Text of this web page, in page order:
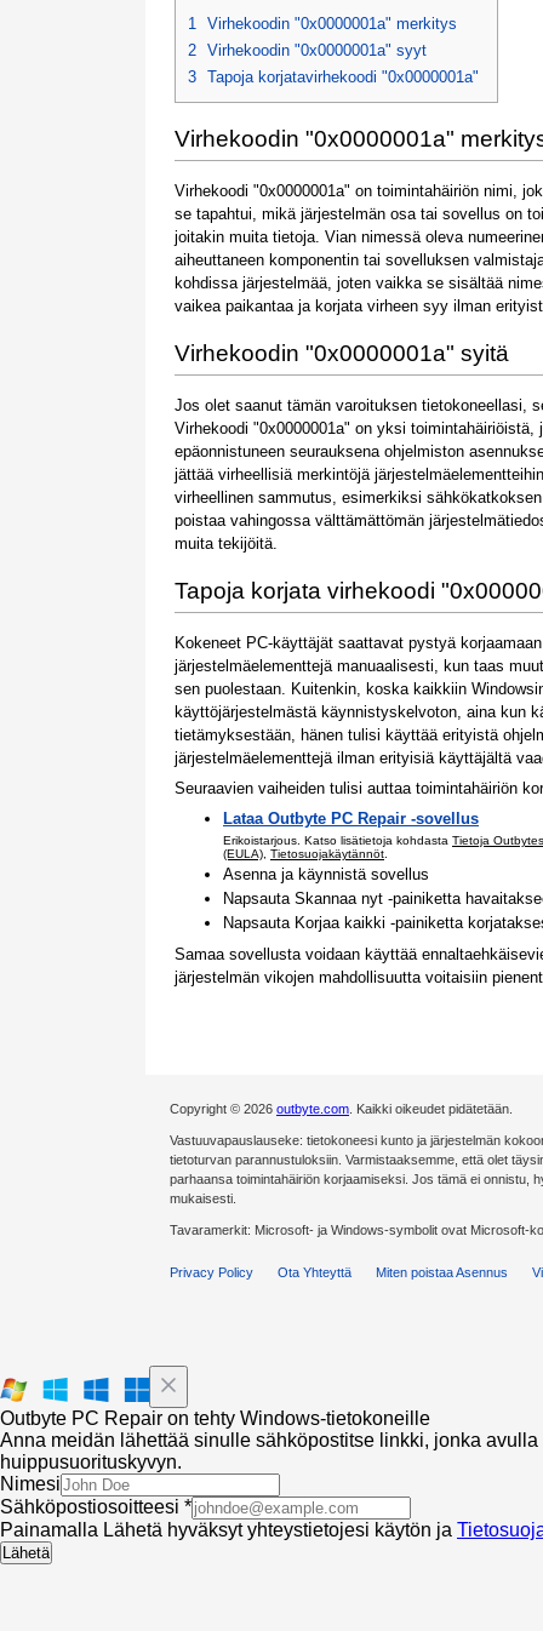
1
Virhekoodin "0x0000001a" merkitys
2 Virhekoodin "0x0000001a" syyt
3 Tapoja korjatavirhekoodi "0x0000001a"
Virhekoodin "0x0000001a"
Virhekoodi "0x0000001a" on toimintahäiriön nimi,
se tapahtui, mikä järjestelmän osa tai sovellus on
joitakin muita tietoja. Vian nimessä oleva
aiheuttaneen komponentin tai sovelluksen
kohdissa järjestelmää, joten vaikka se sisältää
vaikea paikantaa ja korjata virheen syy ilman
Virhekoodin "0x0000001a" syitä
Jos olet saanut tämän varoituksen tietokoneellasi,
Virhekoodi "0x0000001a" on yksi
epäonnistuneen seurauksena ohjelmiston
jättää virheellisiä merkintöjä
virheellinen sammutus, esimerkiksi
poistaa vahingossa välttämättömän
muita tekijöitä.
Tapoja korjata virhekoodi
Kokeneet PC-käyttäjät saattavat pystyä
järjestelmäelementtejä manuaalisesti, kun taas
sen puolestaan. Kuitenkin, koska kaikkiin
käyttöjärjestelmästä käynnistyskelvoton, aina kun
tietämyksestään, hänen tulisi käyttää erityistä
järjestelmäelementtejä ilman erityisiä käyttäjältä
Seuraavien vaiheiden tulisi auttaa toimintahäiriön
Lataa Outbyte PC Repair -sovellus
Erikoistarjous. Katso lisätietoja kohdasta Tietoja
(EULA), Tietosuojakäytännöt.
Asenna ja käynnistä sovellus
Napsauta Skannaa nyt -painiketta
Napsauta Korjaa kaikki -painiketta
Samaa sovellusta voidaan käyttää
järjestelmän vikojen mahdollisuutta voitaisiin
Copyright © 2026 outbyte.com . Kaikki oikeudet pidätetään.
Vastuuvapauslauseke: tietokoneesi kunto ja järjestelmän
tietoturvan parannustuloksiin. Varmistaaksemme, että olet
parhaansa toimintahäiriön korjaamiseksi. Jos tämä ei onnistu,
mukaisesti.
Tavaramerkit: Microsoft- ja Windows-symbolit ovat Microsoft-
Privacy Policy Ota Yhteyttä Miten poistaa Asennus
Outbyte PC Repair on tehty Windows-tietokoneille
Anna meidän lähettää sinulle sähköpostitse linkki, jonka
huippusuorituskyvyn.
Nimesi
Sähköpostiosoitteesi *
Painamalla Lähetä hyväksyt yhteystietojesi käytön ja